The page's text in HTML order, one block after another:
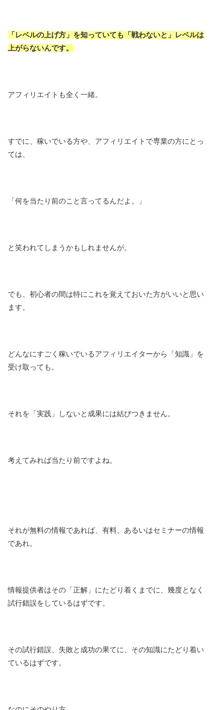
「レベルの上げ方」を知っていても「戦わないと」レベルは
上がらないんです。
アフィリエイトも全く一緒。
すでに、稼いでいる方や、アフィリエイトで専業の方にとっ
ては、
「何を当たり前のこと言ってるんだよ。」
と笑われてしまうかもしれませんが。
でも、初心者の間は特にこれを覚えておいた方がいいと思い
ます。
どんなにすごく稼いでいるアフィリエイターから「知識」を
受け取っても。
それを「実践」しないと成果には結びつきません。
考えてみれば当たり前ですよね。
それが無料の情報であれば、有料、あるいはセミナーの情報
であれ。
情報提供者はその「正解」にたどり着くまでに、幾度となく
試行錯誤をしているはずです。
その試行錯誤、失敗と成功の果てに、その知識にたどり着い
ているはずです。